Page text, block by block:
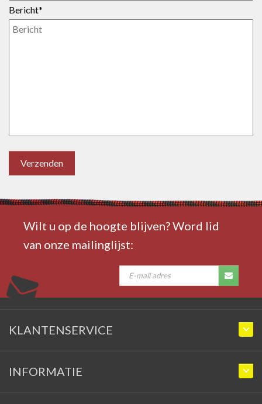
Bericht*
Verzenden
Wilt u op de hoogte blijven? Word lid
van onze mailinglijst:
KLANTENSERVICE
INFORMATIE